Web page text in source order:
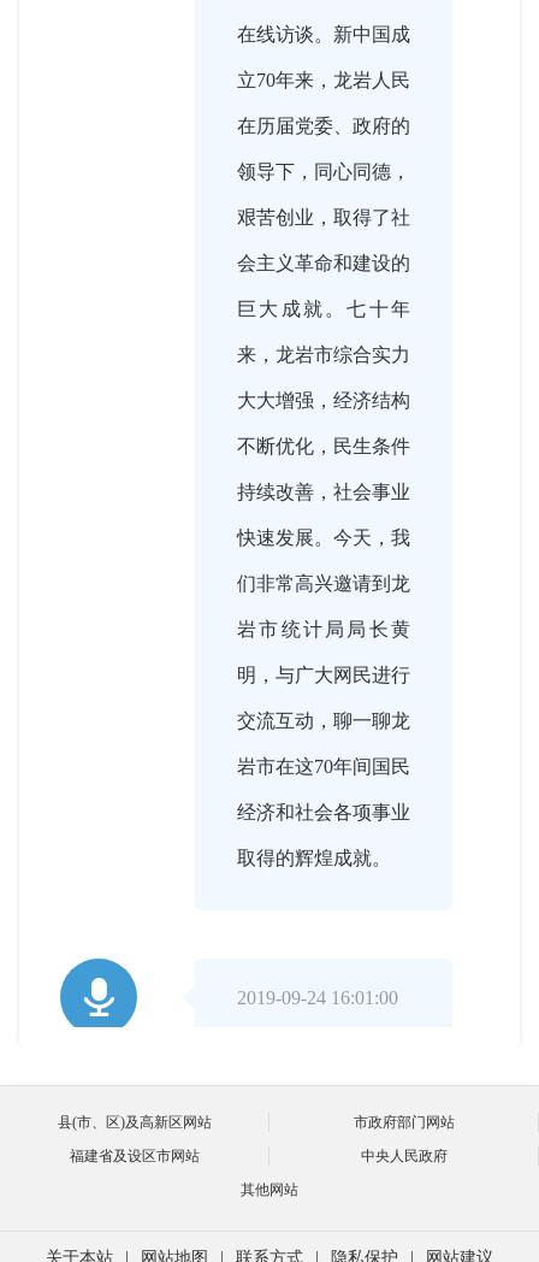
在线访谈。新中国成
立70年来，龙岩人民
在历届党委、政府的
领导下，同心同德，
艰苦创业，取得了社
会主义革命和建设的
巨大成就。七十年
来，龙岩市综合实力
大大增强，经济结构
不断优化，民生条件
持续改善，社会事业
快速发展。今天，我
们非常高兴邀请到龙
岩市统计局局长黄
明，与广大网民进行
交流互动，聊一聊龙
岩市在这70年间国民
经济和社会各项事业
取得的辉煌成就。

2019-09-24 16:01:00

县(市、区)及高新区网站
市政府部门网站
福建省及设区市网站
中央人民政府
其他网站
关于本站 网站地图 联系方式 隐私保护 网站建议